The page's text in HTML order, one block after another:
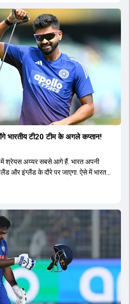
भारतीय टी20 टीम के अगले कप्तान!
में श्रेयस अय्यर सबसे आगे हैं. भारत अपनी
और इंग्लैंड के दौरे पर जाएगा. ऐसे में भारत
कप्तान मिल सकता है.